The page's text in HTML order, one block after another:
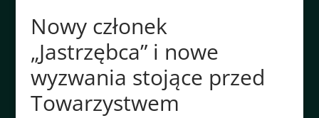
Nowy członek
„Jastrzębca” i nowe
wyzwania stojące przed
Towarzystwem